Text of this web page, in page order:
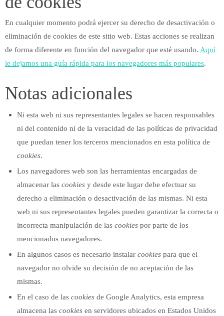
En cualquier momento podrá ejercer su derecho de desactivación o
eliminación de cookies de este sitio web. Estas acciones se realizan
de forma diferente en función del navegador que esté usando. Aquí
le dejamos una guía rápida para los navegadores más populares.
Notas adicionales
Ni esta web ni sus representantes legales se hacen responsables
ni del contenido ni de la veracidad de las políticas de privacidad
que puedan tener los terceros mencionados en esta política de
cookies.
Los navegadores web son las herramientas encargadas de
almacenar lascookies y desde este lugar debe efectuar su
derecho a eliminación o desactivación de las mismas. Ni esta
web ni sus representantes legales pueden garantizar la correcta o
incorrecta manipulación de lascookies por parte de los
mencionados navegadores.
En algunos casos es necesario instalarcookies para que el
navegador no olvide su decisión de no aceptación de las
mismas.
En el caso de lascookies de Google Analytics, esta empresa
almacena lascookies en servidores ubicados en Estados Unidos